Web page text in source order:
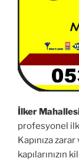
İlker
profesyonel
Kapınıza